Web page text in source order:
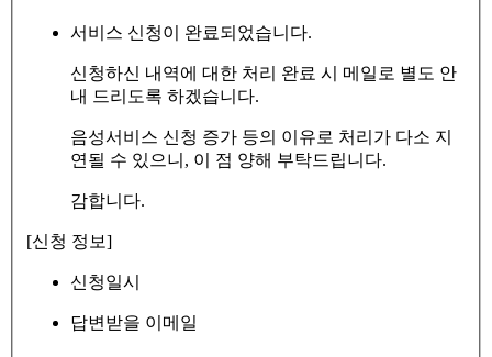
서비스 신청이 완료되었습니다.
신청하신 내역에 대한 처리 완료 시 메일로 별도 안
내 드리도록 하겠습니다.
음성서비스 신청 증가 등의 이유로 처리가 다소 지
연될 수 있으니, 이 점 양해 부탁드립니다.
감합니다.
[신청 정보]
신청일시
답변받을 이메일